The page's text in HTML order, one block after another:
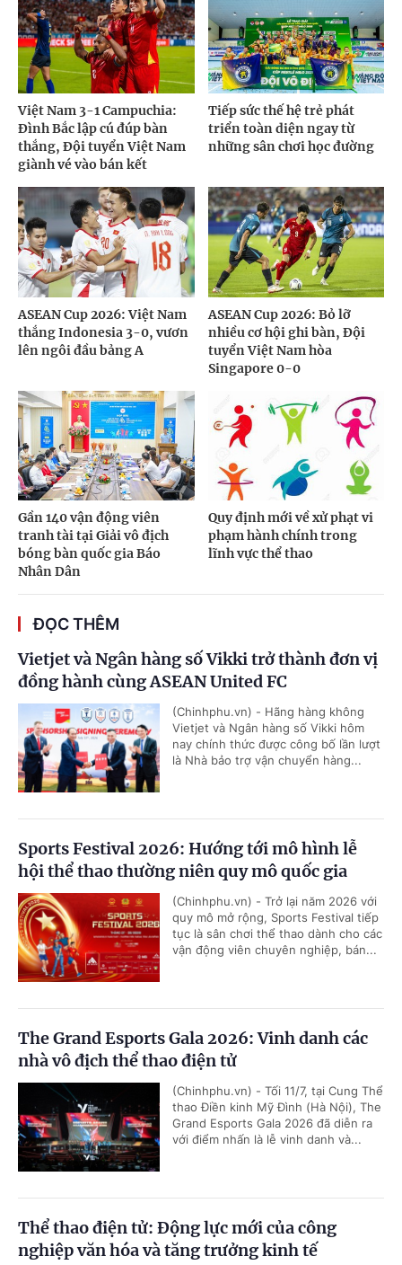
Việt Nam 3-1 Campuchia:
Đình Bắc lập cú đúp bàn
thắng, Đội tuyển Việt Nam
giành vé vào bán kết
Tiếp sức thế hệ trẻ phát
triển toàn diện ngay từ
những sân chơi học đường
ASEAN Cup 2026: Việt Nam
thắng Indonesia 3-0, vươn
lên ngôi đầu bảng A
ASEAN Cup 2026: Bỏ lỡ
nhiều cơ hội ghi bàn, Đội
tuyển Việt Nam hòa
Singapore 0-0
Gần 140 vận động viên
tranh tài tại Giải vô địch
bóng bàn quốc gia Báo
Nhân Dân
Quy định mới về xử phạt vi
phạm hành chính trong
lĩnh vực thể thao
ĐỌC THÊM
Vietjet và Ngân hàng số Vikki trở thành đơn vị
đồng hành cùng ASEAN United FC
(Chinhphu.vn) - Hãng hàng không
Vietjet và Ngân hàng số Vikki hôm
nay chính thức được công bố lần lượt
là Nhà bảo trợ vận chuyển hàng...
Sports Festival 2026: Hướng tới mô hình lễ
hội thể thao thường niên quy mô quốc gia
(Chinhphu.vn) - Trở lại năm 2026 với
quy mô mở rộng, Sports Festival tiếp
tục là sân chơi thể thao dành cho các
vận động viên chuyên nghiệp, bán...
The Grand Esports Gala 2026: Vinh danh các
nhà vô địch thể thao điện tử
(Chinhphu.vn) - Tối 11/7, tại Cung Thể
thao Điền kinh Mỹ Đình (Hà Nội), The
Grand Esports Gala 2026 đã diễn ra
với điểm nhấn là lễ vinh danh và...
Thể thao điện tử: Động lực mới của công
nghiệp văn hóa và tăng trưởng kinh tế